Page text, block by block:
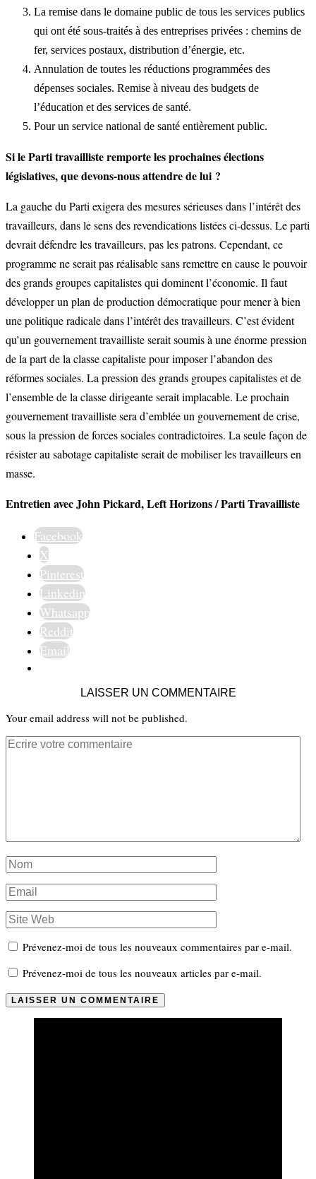
La remise dans le domaine public de tous les services publics
qui ont été sous-traités à des entreprises privées : chemins de
fer, services postaux, distribution d’énergie, etc.
Annulation de toutes les réductions programmées des
dépenses sociales. Remise à niveau des budgets de
l’éducation et des services de santé.
Pour un service national de santé entièrement public.
Si le Parti travailliste remporte les prochaines élections
législatives, que devons-nous attendre de lui ?
La gauche du Parti exigera des mesures sérieuses dans l’intérêt des
travailleurs, dans le sens des revendications listées ci-dessus. Le parti
devrait défendre les travailleurs, pas les patrons. Cependant, ce
programme ne serait pas réalisable sans remettre en cause le pouvoir
des grands groupes capitalistes qui dominent l’économie. Il faut
développer un plan de production démocratique pour mener à bien
une politique radicale dans l’intérêt des travailleurs. C’est évident
qu’un gouvernement travailliste serait soumis à une énorme pression
de la part de la classe capitaliste pour imposer l’abandon des
réformes sociales. La pression des grands groupes capitalistes et de
l’ensemble de la classe dirigeante serait implacable. Le prochain
gouvernement travailliste sera d’emblée un gouvernement de crise,
sous la pression de forces sociales contradictoires. La seule façon de
résister au sabotage capitaliste serait de mobiliser les travailleurs en
masse.
Entretien avec John Pickard,Left Horizons / Parti Travailliste
Facebook
X
Pinterest
Linkedin
Whatsapp
Reddit
Email
LAISSER UN COMMENTAIRE
Your email address will not be published.
Prévenez-moi de tous les nouveaux commentaires par e-mail.
Prévenez-moi de tous les nouveaux articles par e-mail.